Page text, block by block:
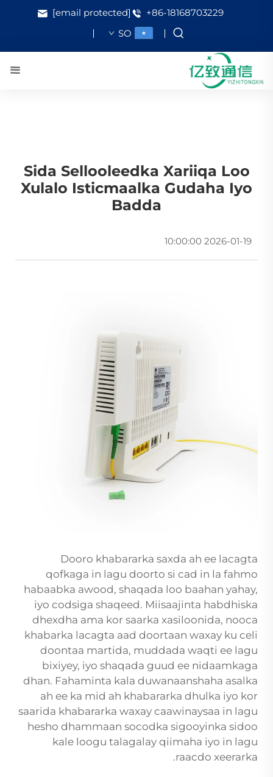
+86-18168703229
[email protected]
SO
Sida Sellooleedka Xariiqa Loo
Xulalo Isticmaalka Gudaha Iyo
Badda
2026-01-19 10:00:00
Dooro khabararka saxda ah ee lacagta
qofkaga in lagu doorto si cad in la fahmo
habaabka awood, shaqada loo baahan yahay,
iyo codsiga shaqeed. Miisaajinta habdhiska
dhexdha ama kor saarka xasiloonida, nooca
khabarka lacagta aad doortaan waxay ku celi
doontaa martida, muddada waqti ee lagu
bixiyey, iyo shaqada guud ee nidaamkaga
dhan. Fahaminta kala duwanaanshaha asalka
ah ee ka mid ah khabararka dhulka iyo kor
saarida khabararka waxay caawinaysaa in lagu
hesho dhammaan socodka sigooyinka sidoo
kale loogu talagalay qiimaha iyo in lagu
raacdo xeerarka.